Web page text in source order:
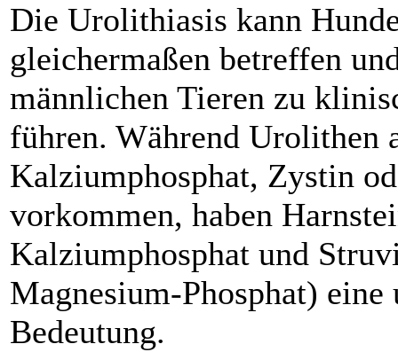
Die Urolithiasis kann
gleichermaßen betreffen
männlichen Tieren zu
führen. Während Urolithen
Kalziumphosphat, Zystin
vorkommen, haben
Kalziumphosphat und
Magnesium-Phosphat)
Bedeutung.